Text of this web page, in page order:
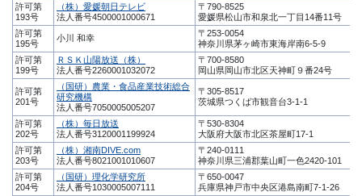
許可第
193号
（株）愛媛朝日テレビ
法人番号4500001000671
〒790-8525
愛媛県松山市和泉北一丁目14番11号
許可第
195号
小川 和幸
〒253-0054
神奈川県茅ヶ崎市東海岸南6-5-9
許可第
199号
ＲＳＫ山陽放送（株）
法人番号2260001032072
〒700-8580
岡山県岡山市北区天神町９番24号
許可第
201号
（国研）農業・食品産業技術総合
研究機構
法人番号7050005005207
〒305-8517
茨城県つくば市観音台3-1-1
許可第
202号
（株）毎日放送
法人番号3120001199924
〒530-8304
大阪府大阪市北区茶屋町17-1
許可第
203号
（株）湘南DIVE.com
法人番号8021001010607
〒240-0111
神奈川県三浦郡葉山町一色2420-101
許可第
204号
（国研）理化学研究所
法人番号1030005007111
〒650-0047
兵庫県神戸市中央区港島南町7-1-26